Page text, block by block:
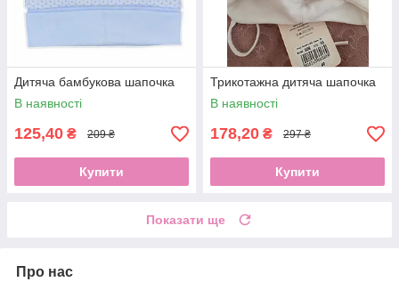
Дитяча бамбукова шапочка
В наявності
125,40 ₴ 209 ₴
Купити
Трикотажна дитяча шапочка
В наявності
178,20 ₴ 297 ₴
Купити
Показати ще
Про нас